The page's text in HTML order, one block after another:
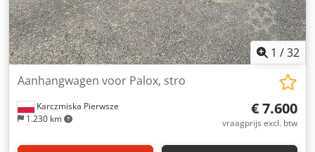
1 /32
Karczmiska Pierwsze
1.230 km
Aanhangwagen voor Palox, stro
€ 7.600
vraagprijs excl. btw